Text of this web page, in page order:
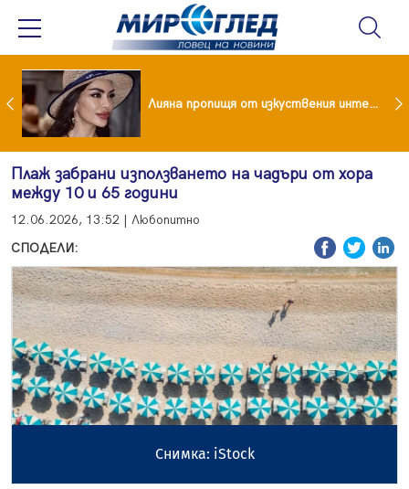
Популярен риалити герой заряза жена си заради друга Лияна пропищя от изкуствения интелект
Плаж забрани използването на чадъри от хора
между 10 и 65 години
12.06.2026, 13:52 | Любопитно
СПОДЕЛИ:
Снимка: iStock